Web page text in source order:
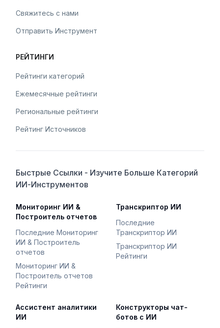
Свяжитесь с нами
Отправить Инструмент
РЕЙТИНГИ
Рейтинги категорий
Ежемесячные рейтинги
Региональные рейтинги
Рейтинг Источников
Быстрые Ссылки - Изучите Больше Категорий
ИИ-Инструментов
Мониторинг ИИ &
Построитель отчетов
Последние Мониторинг
ИИ & Построитель
отчетов
Мониторинг ИИ &
Построитель отчетов
Рейтинги
Транскриптор ИИ
Последние
Транскриптор ИИ
Транскриптор ИИ
Рейтинги
Ассистент аналитики
ИИ
Конструкторы чат-
ботов с ИИ